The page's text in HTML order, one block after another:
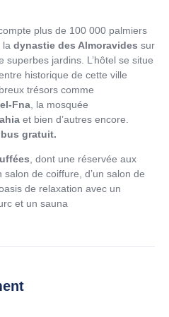
plus de 100 000 palmiers
la dynastie des Almoravides sur
jardins. L’hôtel se situe
historique de cette ville
trésors comme
Fna , la mosquée
et bien d’autres encore.
bus gratuit.
, dont une réservée aux
de coiffure, d’un salon de
de relaxation avec un
et un sauna